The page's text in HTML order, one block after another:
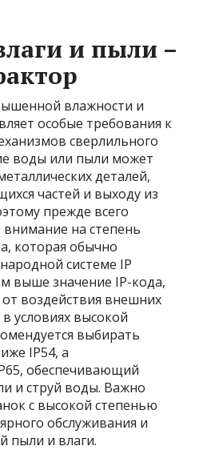
и пыли –
влажности и
особые требования к
сверлильного
воды или пыли может
деталей,
частей и выходу из
прежде всего
на степень
которая обычно
системе IP
выше значение IP-кода,
воздействия внешних
условиях высокой
выбирать
IP54, а
обеспечивающий
и струй воды. Важно
с высокой степенью
обслуживания и
пыли и влаги.